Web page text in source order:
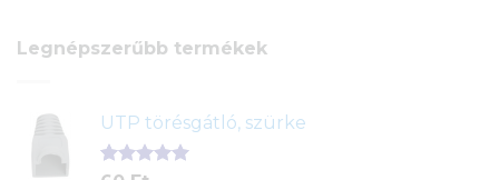
Legnépszerűbb termékek
UTP törésgátló, szürke